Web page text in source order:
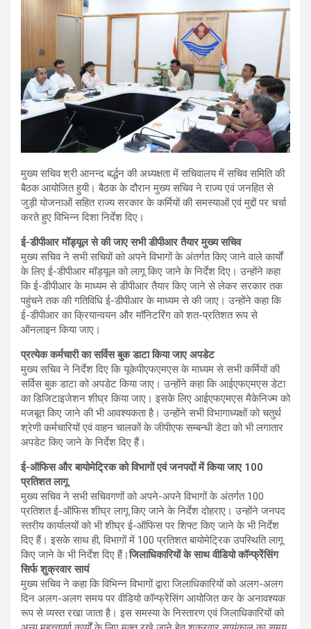
मुख्य सचिव श्री आनन्द बर्द्धन की अध्यक्षता में सचिवालय में सचिव समिति की
बैठक आयोजित हुयी। बैठक के दौरान मुख्य सचिव ने राज्य एवं जनहित से
जुड़ी योजनाओं सहित राज्य सरकार के कर्मियों की समस्याओं एवं मुद्दों पर चर्चा
करते हुए विभिन्न दिशा निर्देश दिए।
ई-डीपीआर मॉड्यूल से की जाए सभी डीपीआर तैयार मुख्य सचिव
मुख्य सचिव ने सभी सचिवों को अपने विभागों के अंतर्गत किए जाने वाले कार्यों
के लिए ई-डीपीआर मॉड्यूल को लागू किए जाने के निर्देश दिए। उन्होंने कहा
कि ई-डीपीआर के माध्यम से डीपीआर तैयार किए जाने से लेकर सरकार तक
पहुंचने तक की गतिविधि ई-डीपीआर के माध्यम से की जाए। उन्होंने कहा कि
ई-डीपीआर का क्रियान्वयन और मॉनिटरिंग को शत-प्रतिशत रूप से
ऑनलाइन किया जाए।
प्रत्येक कर्मचारी का सर्विस बुक डाटा किया जाए अपडेट
मुख्य सचिव ने निर्देश दिए कि यूकेपीएफएमएस के माध्यम से सभी कर्मियों की
सर्विस बुक डाटा को अपडेट किया जाए। उन्होंने कहा कि आईएफएमएस डेटा
का डिजिटाइजेशन शीघ्र किया जाए। इसके लिए आईएफएमएस मैकेनिज्म को
मजबूत किए जाने की भी आवश्यकता है। उन्होंने सभी विभागाध्यक्षों को चतुर्थ
श्रेणी कर्मचारियों एवं वाहन चालकों के जीपीएफ सम्बन्धी डेटा को भी लगातार
अपडेट किए जाने के निर्देश दिए हैं।
ई-ऑफिस और बायोमेट्रिक को विभागों एवं जनपदों में किया जाए 100
प्रतिशत लागू
मुख्य सचिव ने सभी सचिवगणों को अपने-अपने विभागों के अंतर्गत 100
प्रतिशत ई-ऑफिस शीघ्र लागू किए जाने के निर्देश दोहराए। उन्होंने जनपद
स्तरीय कार्यालयों को भी शीघ्र ई-ऑफिस पर शिफ्ट किए जाने के भी निर्देश
दिए हैं। इसके साथ ही, विभागों में 100 प्रतिशत बायोमेट्रिक उपस्थिति लागू
किए जाने के भी निर्देश दिए हैं।जिलाधिकारियों के साथ वीडियो कॉन्फ्रेंसिंग
सिर्फ शुक्रवार सायं
मुख्य सचिव ने कहा कि विभिन्न विभागों द्वारा जिलाधिकारियों को अलग-अलग
दिन अलग-अलग समय पर वीडियो कॉन्फ्रेंसिंग आयोजित कर के अनावश्यक
रूप से व्यस्त रखा जाता है। इस समस्या के निस्तारण एवं जिलाधिकारियों को